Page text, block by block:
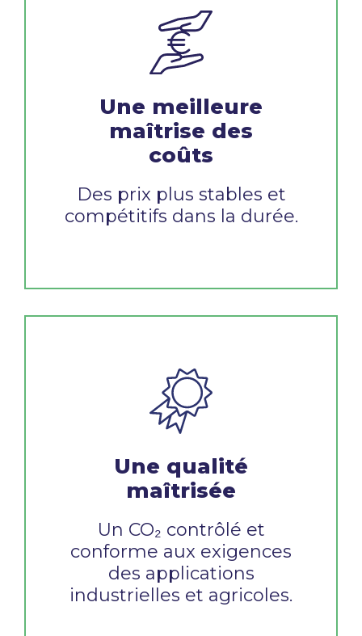
Une meilleure
maîtrise des
coûts
Des prix plus stables et
compétitifs dans la durée.
Une qualité
maîtrisée
Un CO₂ contrôlé et
conforme aux exigences
des applications
industrielles et agricoles.